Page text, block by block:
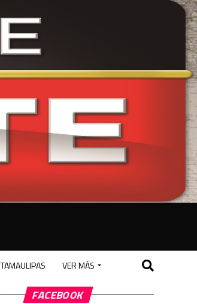
TAMAULIPAS VER MÁS
FACEBOOK